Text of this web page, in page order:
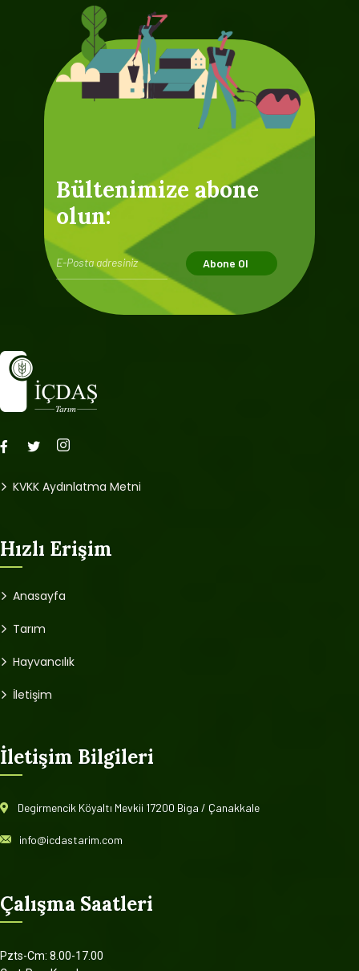
Bültenimize abone
olun:
Abone Ol
KVKK Aydınlatma Metni
Hızlı Erişim
Anasayfa
Tarım
Hayvancılık
İletişim
İletişim Bilgileri
Degirmencik Köyaltı Mevkii 17200 Biga / Çanakkale
info@icdastarim.com
Çalışma Saatleri
Pzts-Cm: 8.00-17.00